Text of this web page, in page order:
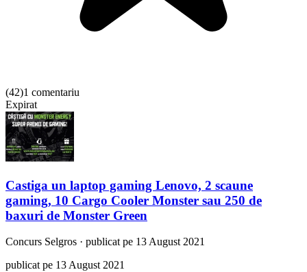
(42)1 comentariu
Expirat
Castiga un laptop gaming Lenovo, 2 scaune
gaming, 10 Cargo Cooler Monster sau 250 de
baxuri de Monster Green
Concurs Selgros · publicat pe 13 August 2021
publicat pe 13 August 2021